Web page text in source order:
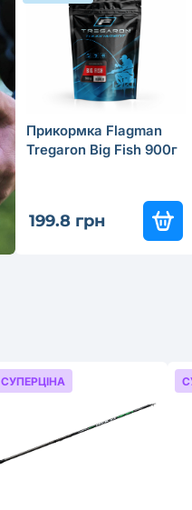
Прикормка Flagman
Tregaron Big Fish 900г
199.8 грн
СУПЕРЦІНА